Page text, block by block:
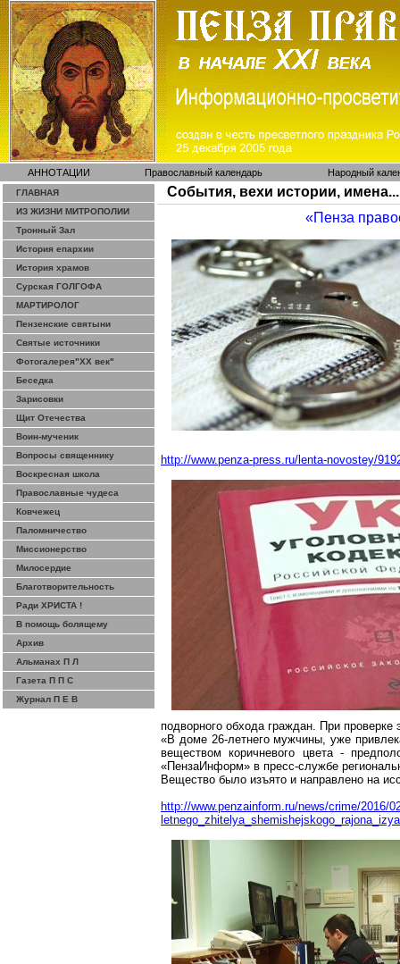
АННОТАЦИИ Православный календарь Народный
ГЛАВНАЯ
ИЗ ЖИЗНИ МИТРОПОЛИИ
Тронный Зал
История епархии
История храмов
Сурская ГОЛГОФА
МАРТИРОЛОГ
Пензенские святыни
Святые источники
Фотогалерея"ХХ век"
Беседка
Зарисовки
Щит Отечества
Воин-мученик
Вопросы священнику
Воскресная школа
Православные чудеса
Ковчежец
Паломничество
Миссионерство
Милосердие
Благотворительность
Ради ХРИСТА !
В помощь болящему
Архив
Альманах П Л
Газета П П С
Журнал П Е В
События, вехи истории, имена...
«Пенза
http://www.penza-press.ru/lenta-novostey/
подворного обхода граждан. При проверке
«В доме 26-летнего мужчины, уже
веществом коричневого цвета -
«ПензаИнформ» в пресс-службе
Вещество было изъято и направлено на
http://www.penzainform.ru/news/crime/2016/